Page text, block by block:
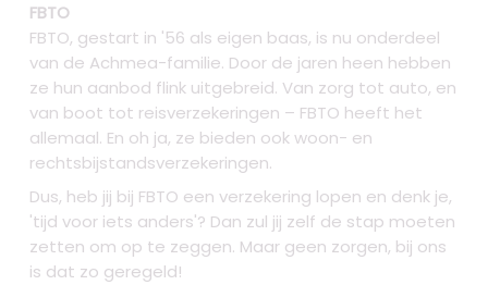
FBTO
FBTO, gestart in '56 als eigen baas, is nu onderdeel
van de Achmea-familie. Door de jaren heen hebben
ze hun aanbod flink uitgebreid. Van zorg tot auto, en
van boot tot reisverzekeringen – FBTO heeft het
allemaal. En oh ja, ze bieden ook woon- en
rechtsbijstandsverzekeringen.
Dus, heb jij bij FBTO een verzekering lopen en denk je,
'tijd voor iets anders'? Dan zul jij zelf de stap moeten
zetten om op te zeggen. Maar geen zorgen, bij ons
is dat zo geregeld!